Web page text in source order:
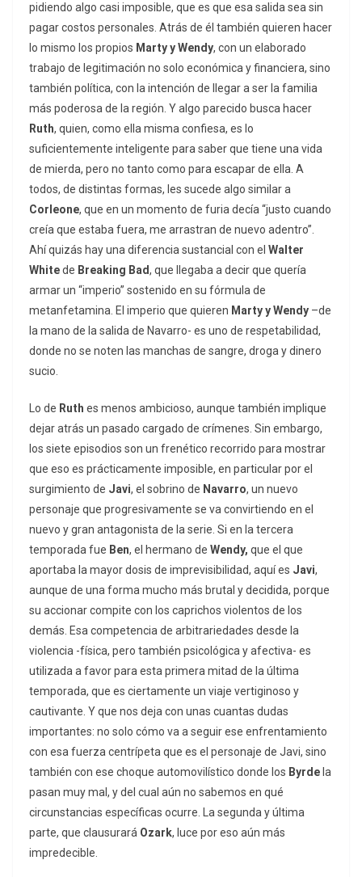
pidiendo algo casi imposible, que es que esa salida sea sin
pagar costos personales. Atrás de él también quieren hacer
lo mismo los propios Marty y Wendy, con un elaborado
trabajo de legitimación no solo económica y financiera, sino
también política, con la intención de llegar a ser la familia
más poderosa de la región. Y algo parecido busca hacer
Ruth, quien, como ella misma confiesa, es lo
suficientemente inteligente para saber que tiene una vida
de mierda, pero no tanto como para escapar de ella. A
todos, de distintas formas, les sucede algo similar a
Corleone, que en un momento de furia decía “justo cuando
creía que estaba fuera, me arrastran de nuevo adentro”.
Ahí quizás hay una diferencia sustancial con el Walter
Whitede Breaking Bad, que llegaba a decir que quería
armar un “imperio” sostenido en su fórmula de
metanfetamina. El imperio que quieren Marty y Wendy –de
la mano de la salida de Navarro- es uno de respetabilidad,
donde no se noten las manchas de sangre, droga y dinero
sucio.
Lo de Ruth es menos ambicioso, aunque también implique
dejar atrás un pasado cargado de crímenes. Sin embargo,
los siete episodios son un frenético recorrido para mostrar
que eso es prácticamente imposible, en particular por el
surgimiento de Javi, el sobrino de Navarro, un nuevo
personaje que progresivamente se va convirtiendo en el
nuevo y gran antagonista de la serie. Si en la tercera
temporada fue Ben, el hermano de Wendy, que el que
aportaba la mayor dosis de imprevisibilidad, aquí es Javi,
aunque de una forma mucho más brutal y decidida, porque
su accionar compite con los caprichos violentos de los
demás. Esa competencia de arbitrariedades desde la
violencia -física, pero también psicológica y afectiva- es
utilizada a favor para esta primera mitad de la última
temporada, que es ciertamente un viaje vertiginoso y
cautivante. Y que nos deja con unas cuantas dudas
importantes: no solo cómo va a seguir ese enfrentamiento
con esa fuerza centrípeta que es el personaje de Javi, sino
también con ese choque automovilístico donde los Byrde la
pasan muy mal, y del cual aún no sabemos en qué
circunstancias específicas ocurre. La segunda y última
parte, que clausurará Ozark, luce por eso aún más
impredecible.